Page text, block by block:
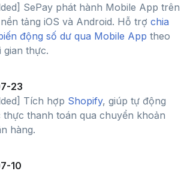
SePay phát hành Mobile App trên
tảng iOS và Android. Hỗ trợ chia
động số dư qua Mobile App theo
gian thực.
23
Tích hợp Shopify, giúp tự động
thực thanh toán qua chuyển khoản
hàng.
10